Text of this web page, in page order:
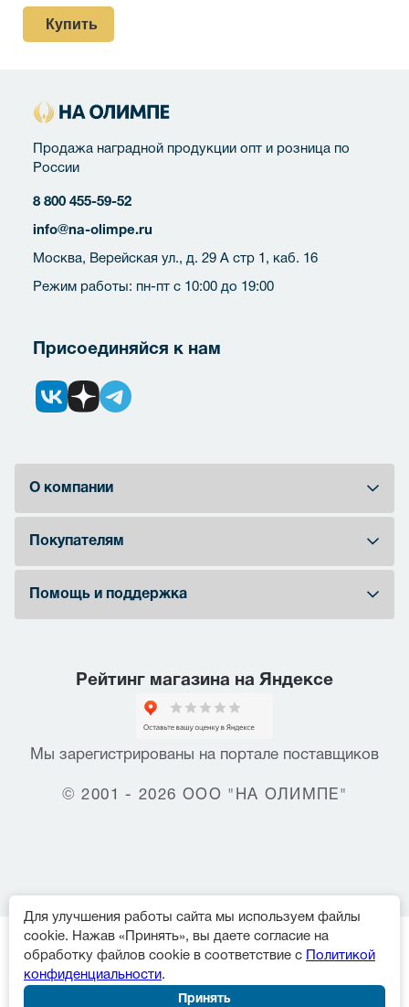
Купить
Продажа наградной продукции опт и розница по
России
8 800 455-59-52
info@na-olimpe.ru
Москва, Верейская ул., д. 29 А стр 1, каб. 16
Режим работы: пн-пт с 10:00 до 19:00
Присоединяйся к нам
О компании
Покупателям
Помощь и поддержка
Рейтинг магазина на Яндексе
Мы зарегистрированы на портале поставщиков
© 2001 - 2026 ООО "НА ОЛИМПЕ"
Для улучшения работы сайта мы используем файлы
cookie. Нажав «Принять», вы даете согласие на
обработку файлов cookie в соответствие с
Политикой
конфиденциальности.
Принять